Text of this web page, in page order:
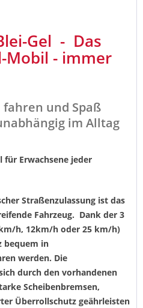
Gel - Das
Mobil - immer
fahren und Spaß
im Alltag
für Erwachsene jeder
Straßenzulassung ist das
Fahrzeug. Dank der 3
h, 12km/h oder 25 km/h)
bequem in
werden. Die
durch den vorhandenen
Scheibenbremsen,
Überrollschutz geährleisten